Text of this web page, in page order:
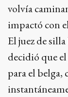
volvía
impactó con
El juez de
decidió que
para el belga,